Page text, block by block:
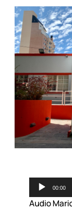
de
audio
00:00
Audio